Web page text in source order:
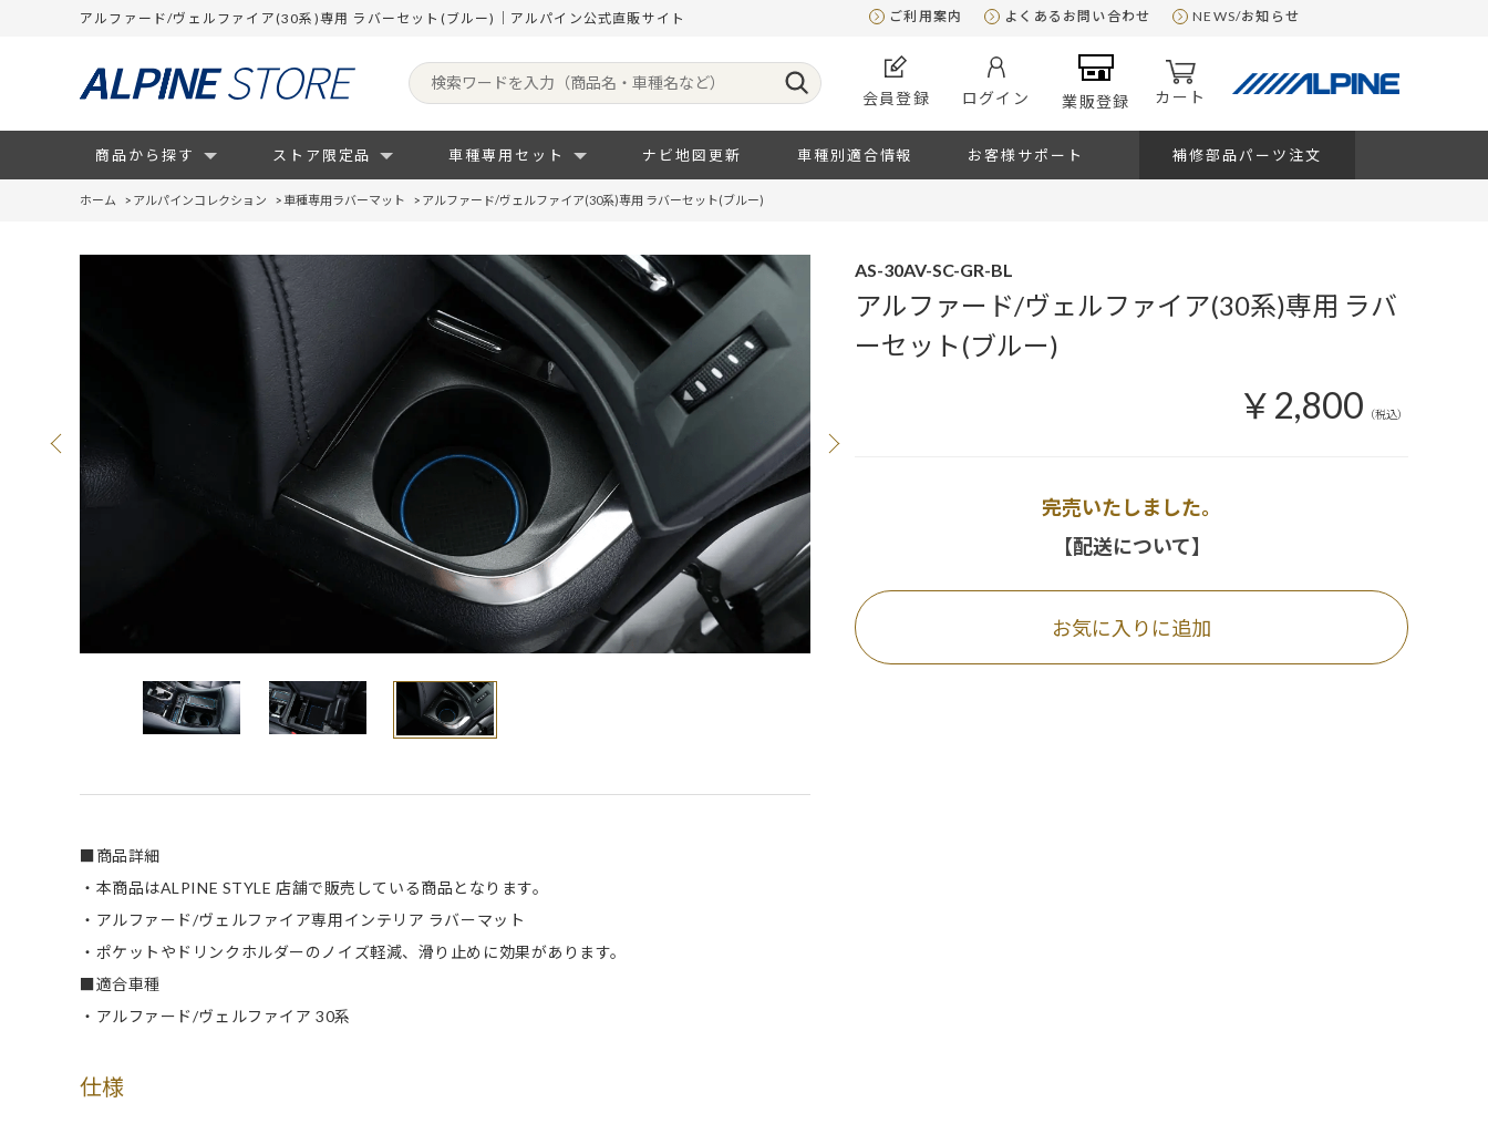
アルファード/ヴェルファイア(30系)専用 ラバーセット(ブルー)｜アルパイン公式直販サイト ご利用案内 よくあるお問い合わせ NEWS/お知らせ
会員登録 ログイン 業販登録 カート
商品から探す ストア限定品 車種専用セット ナビ地図更新 車種別適合情報 お客様サポート 補修部品パーツ注文
ホーム > アルパインコレクション >車種専用ラバーマット > アルファード/ヴェルファイア(30系)専用 ラバーセット(ブルー)
■商品詳細
・本商品はALPINE STYLE 店舗で販売している商品となります。
・アルファード/ヴェルファイア専用インテリア ラバーマット
・ポケットやドリンクホルダーのノイズ軽減、滑り止めに効果があります。
■適合車種
・アルファード/ヴェルファイア 30系
仕様
AS-30AV-SC-GR-BL
アルファード/ヴェルファイア(30系)専用 ラバ
ーセット(ブルー)
￥2,800 （税込）
完売いたしました。
【配送について】
お気に入りに追加